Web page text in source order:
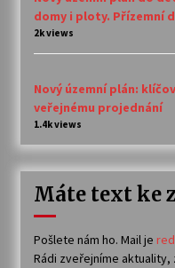
domy i ploty. Přízemní
2k views
Nový územní plán:
veřejnému projednání
1.4k views
Máte text ke
Pošlete nám ho. Mail je
Rádi zveřejníme aktuality,